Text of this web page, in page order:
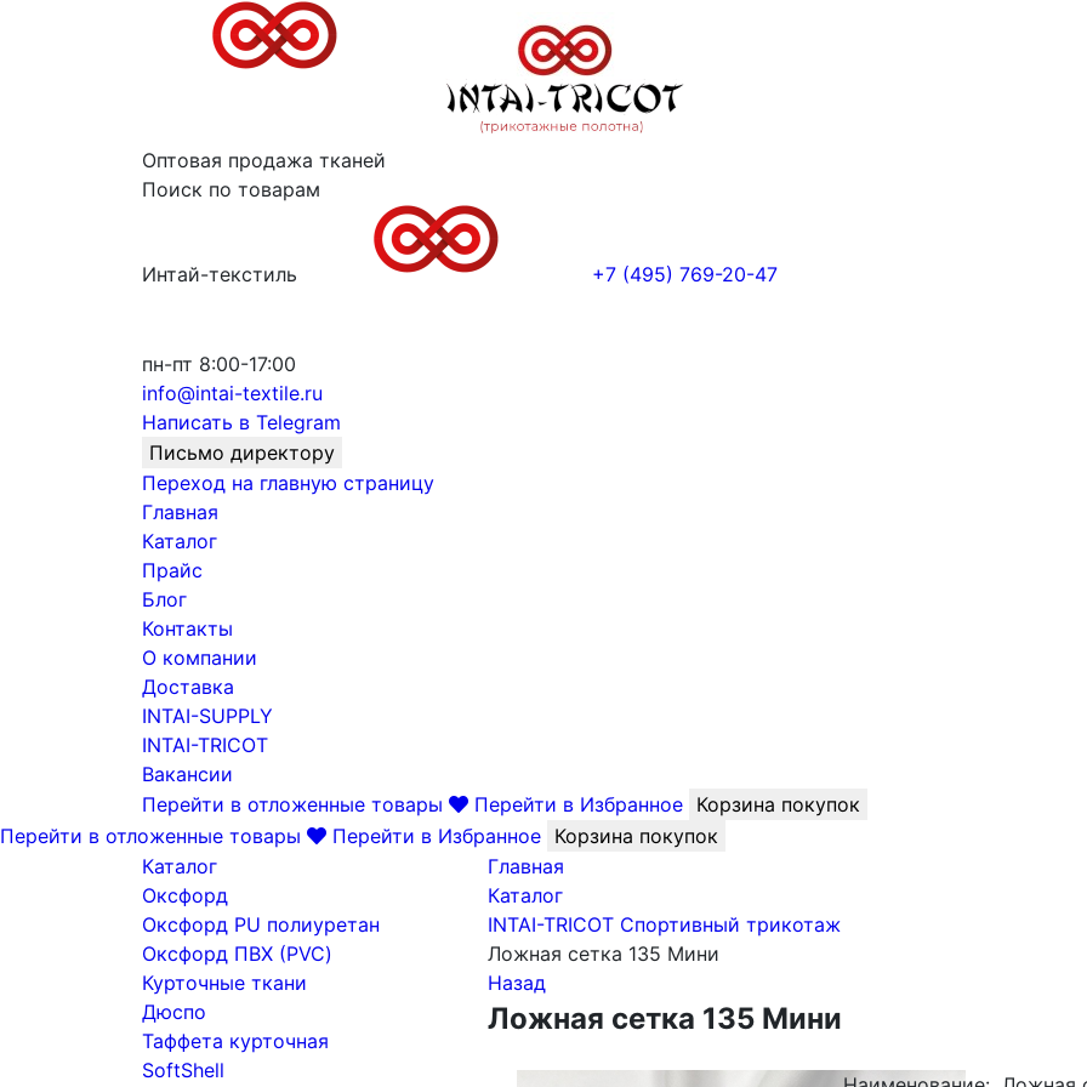
Оптовая продажа тканей
Поиск по товарам
Интай-текстиль +7 (495) 769-20-47
пн-пт 8:00-17:00
info@intai-textile.ru
Написать в Telegram
Письмо директору
Переход на главную страницу
Главная
Каталог
Прайс
Блог
Контакты
О компании
Доставка
INTAI-SUPPLY
INTAI-TRICOT
Вакансии
Перейти в отложенные товары
Перейти в Избранное Корзина покупок
Перейти в отложенные товары
Перейти в Избранное Корзина покупок
Каталог
Оксфорд
Оксфорд PU полиуретан
Оксфорд ПВХ (PVC)
Курточные ткани
Дюспо
Таффета курточная
SoftShell
Главная
Каталог
INTAI-TRICOT Спортивный трикотаж
Ложная сетка 135 Мини
Назад
Ложная сетка 135 Мини